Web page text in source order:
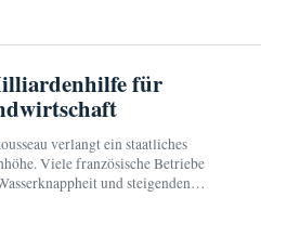
für
verlangt ein staatliches
Viele französische Betriebe
und steigenden